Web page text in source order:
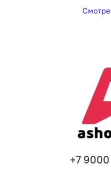
+7 9000